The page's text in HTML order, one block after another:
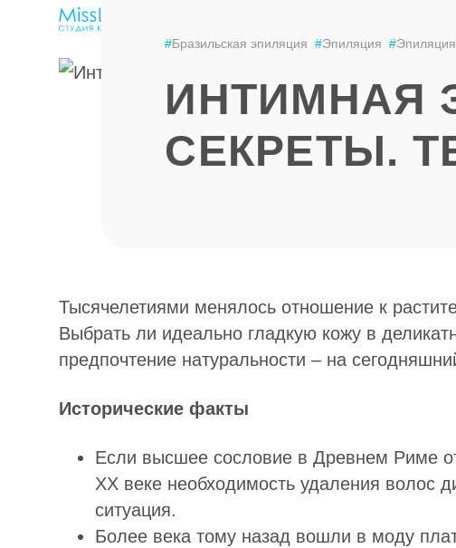
#Бразильская эпиляция #Эпиляция #
ИНТИМНАЯ
СЕКРЕТЫ.
Тысячелетиями менялось отношение к
Выбрать ли идеально гладкую кожу в
предпочтение натуральности – на
Исторические факты
Если высшее сословие в Древнем Риме
ХХ веке необходимость удаления волос
ситуация.
Более века тому назад вошли в моду